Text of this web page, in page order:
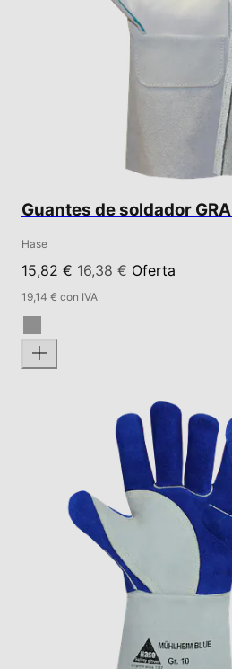
Guantes de soldador
Hase
15,82 € 16,38 € Oferta
19,14 € con IVA